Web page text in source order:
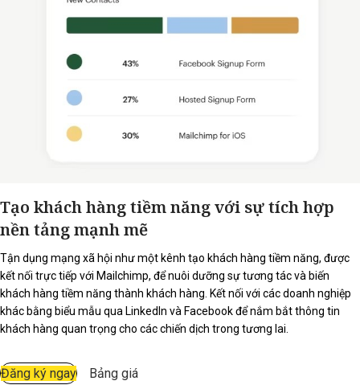
Tạo khách hàng tiềm năng với sự tích hợp
nền tảng mạnh mẽ
Tận dụng mạng xã hội như một kênh tạo khách hàng tiềm năng, được
kết nối trực tiếp với Mailchimp, để nuôi dưỡng sự tương tác và biến
khách hàng tiềm năng thành khách hàng. Kết nối với các doanh nghiệp
khác bằng biểu mẫu qua LinkedIn và Facebook để nắm bắt thông tin
khách hàng quan trọng cho các chiến dịch trong tương lai.
Đăng ký ngay Bảng giá